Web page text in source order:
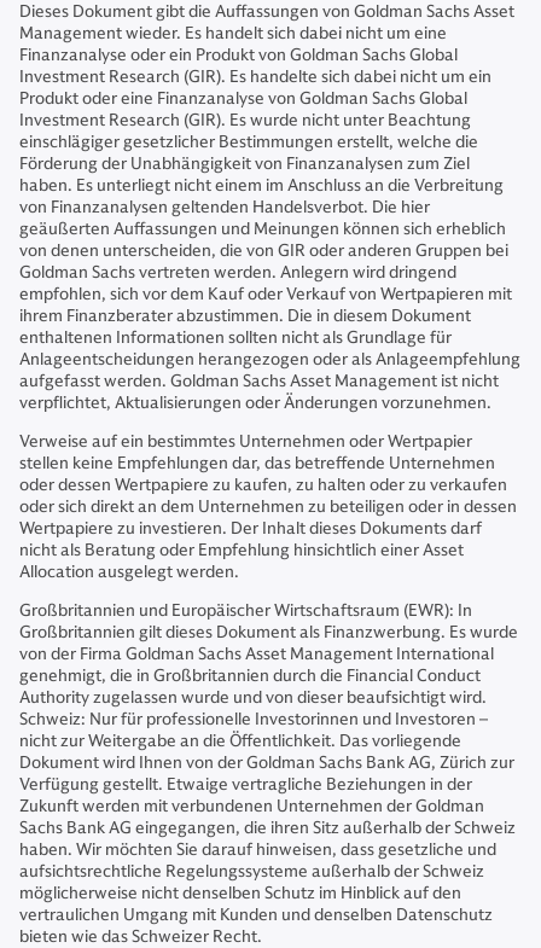
Dieses Dokument gibt die Auffassungen von Goldman Sachs Asset
Management wieder. Es handelt sich dabei nicht um eine
Finanzanalyse oder ein Produkt von Goldman Sachs Global
Investment Research (GIR). Es handelte sich dabei nicht um ein
Produkt oder eine Finanzanalyse von Goldman Sachs Global
Investment Research (GIR). Es wurde nicht unter Beachtung
einschlägiger gesetzlicher Bestimmungen erstellt, welche die
Förderung der Unabhängigkeit von Finanzanalysen zum Ziel
haben. Es unterliegt nicht einem im Anschluss an die Verbreitung
von Finanzanalysen geltenden Handelsverbot. Die hier
geäußerten Auffassungen und Meinungen können sich erheblich
von denen unterscheiden, die von GIR oder anderen Gruppen bei
Goldman Sachs vertreten werden. Anlegern wird dringend
empfohlen, sich vor dem Kauf oder Verkauf von Wertpapieren mit
ihrem Finanzberater abzustimmen. Die in diesem Dokument
enthaltenen Informationen sollten nicht als Grundlage für
Anlageentscheidungen herangezogen oder als Anlageempfehlung
aufgefasst werden. Goldman Sachs Asset Management ist nicht
verpflichtet, Aktualisierungen oder Änderungen vorzunehmen.
Verweise auf ein bestimmtes Unternehmen oder Wertpapier
stellen keine Empfehlungen dar, das betreffende Unternehmen
oder dessen Wertpapiere zu kaufen, zu halten oder zu verkaufen
oder sich direkt an dem Unternehmen zu beteiligen oder in dessen
Wertpapiere zu investieren. Der Inhalt dieses Dokuments darf
nicht als Beratung oder Empfehlung hinsichtlich einer Asset
Allocation ausgelegt werden.
Großbritannien und Europäischer Wirtschaftsraum (EWR): In
Großbritannien gilt dieses Dokument als Finanzwerbung. Es wurde
von der Firma Goldman Sachs Asset Management International
genehmigt, die in Großbritannien durch die Financial Conduct
Authority zugelassen wurde und von dieser beaufsichtigt wird.
Schweiz: Nur für professionelle Investorinnen und Investoren –
nicht zur Weitergabe an die Öffentlichkeit. Das vorliegende
Dokument wird Ihnen von der Goldman Sachs Bank AG, Zürich zur
Verfügung gestellt. Etwaige vertragliche Beziehungen in der
Zukunft werden mit verbundenen Unternehmen der Goldman
Sachs Bank AG eingegangen, die ihren Sitz außerhalb der Schweiz
haben. Wir möchten Sie darauf hinweisen, dass gesetzliche und
aufsichtsrechtliche Regelungssysteme außerhalb der Schweiz
möglicherweise nicht denselben Schutz im Hinblick auf den
vertraulichen Umgang mit Kunden und denselben Datenschutz
bieten wie das Schweizer Recht.